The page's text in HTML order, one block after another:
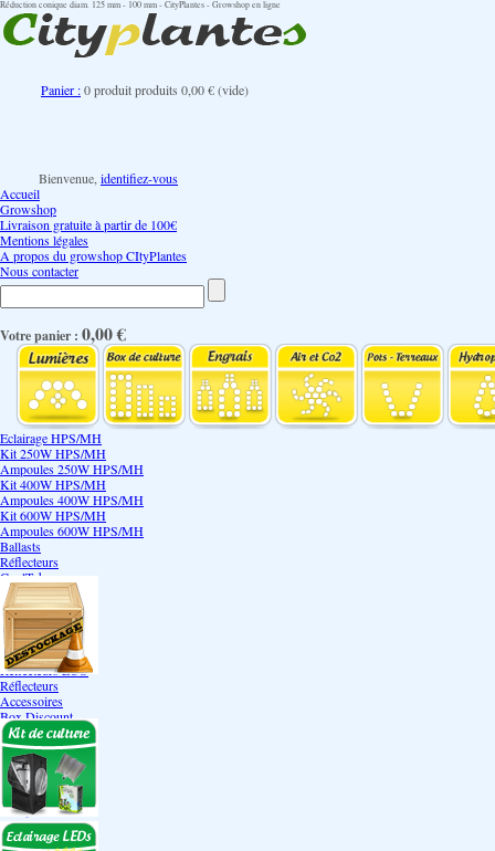
Réduction conique diam. 125 mm - 100 mm - CityPlantes - Growshop en ligne
Panier :0produitproduits 0,00 €(vide)
Bienvenue, identifiez-vous
Accueil
Growshop
Livraison gratuite à partir de 100€
Mentions légales
A propos du growshop CItyPlantes
Nous contacter
Votre panier : 0,00 €
Eclairage HPS/MH
Kit 250W HPS/MH
Ampoules 250W HPS/MH
Kit 400W HPS/MH
Ampoules 400W HPS/MH
Kit 600W HPS/MH
Ampoules 600W HPS/MH
Ballasts
Réflecteurs
CoolTube
Accessoires
Eclairages LEDs
Eclairages ECO
Kits ECO
Ampoules ECO
Réflecteurs ECO
Réflecteurs
Accessoires
Box Discount
Box par marque
Hortibox
Homebox
Dark Room II
GrowLab
Box par taille
Box 40 cm
Box 60 cm